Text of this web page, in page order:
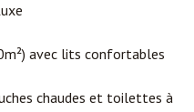
avec lits confortables
chaudes et toilettes à